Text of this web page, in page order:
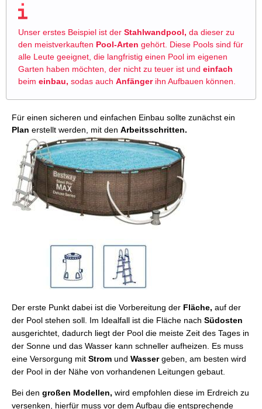
Unser erstes Beispiel ist der Stahlwandpool, da dieser zu
den meistverkauften Pool-Arten gehört. Diese Pools sind für
alle Leute geeignet, die langfristig einen Pool im eigenen
Garten haben möchten, der nicht zu teuer ist und einfach
beim einbau, sodas auch Anfängerihn Aufbauen können.
Für einen sicheren und einfachen Einbau sollte zunächst ein
Plan erstellt werden, mit den Arbeitsschritten.
Der erste Punkt dabei ist die Vorbereitung der Fläche, auf der
der Pool stehen soll. Im Idealfall ist die Fläche nach Südosten
ausgerichtet, dadurch liegt der Pool die meiste Zeit des Tages in
der Sonne und das Wasser kann schneller aufheizen. Es muss
eine Versorgung mit Strom und Wassergeben, am besten wird
der Pool in der Nähe von vorhandenen Leitungen gebaut.
Bei den großen Modellen, wird empfohlen diese im Erdreich zu
versenken, hierfür muss vor dem Aufbau die entsprechende